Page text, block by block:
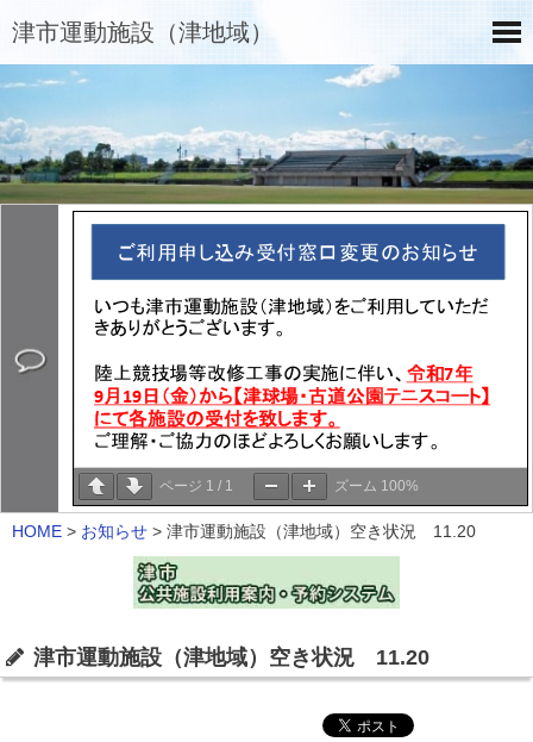
津市運動施設（津地域）
ページ 1 / 1 ズーム 100%
HOME > お知らせ > 津市運動施設（津地域）空き状況 11.20
津市運動施設（津地域）空き状況 11.20